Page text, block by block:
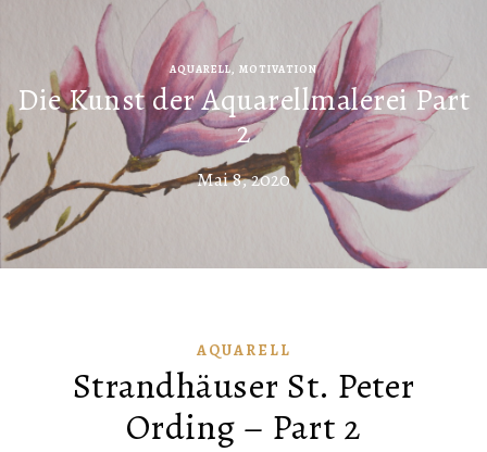
AQUARELL, MOTIVATION
Die Kunst der Aquarellmalerei Part
2
Mai 8, 2020
AQUARELL
Strandhäuser St. Peter
Ording – Part 2